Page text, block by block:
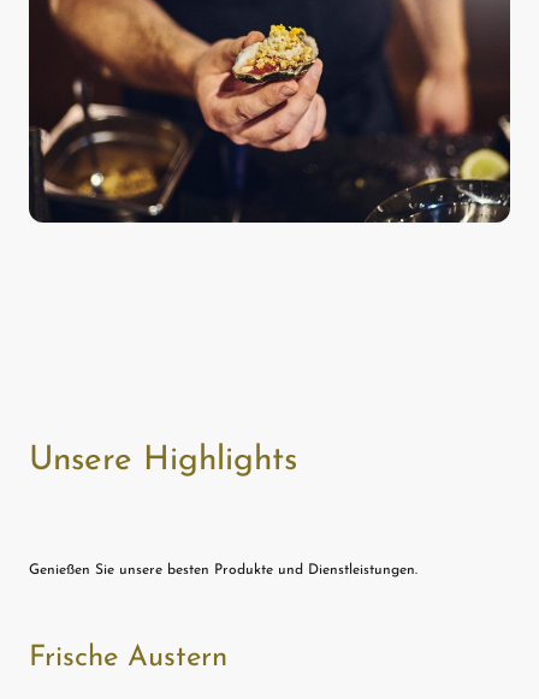
Unsere Highlights
Genießen Sie unsere besten Produkte und Dienstleistungen.
Frische Austern